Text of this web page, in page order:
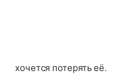
хочется потерять её.